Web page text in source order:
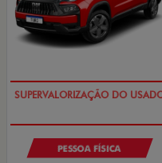
COM USADO NA TROCA
PESSOA FÍSICA